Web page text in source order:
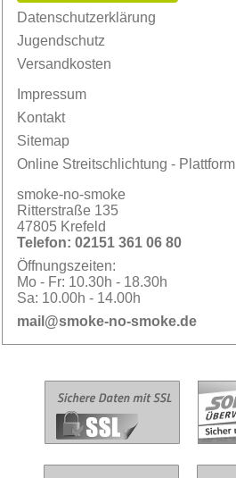
Datenschutzerklärung
Jugendschutz
Versandkosten
Impressum
Kontakt
Sitemap
Online Streitschlichtung - Plattform
smoke-no-smoke
Ritterstraße 135
47805 Krefeld
Telefon:02151 361 06 80
Öffnungszeiten:
Mo - Fr: 10.30h - 18.30h
Sa: 10.00h - 14.00h
mail@smoke-no-smoke.de